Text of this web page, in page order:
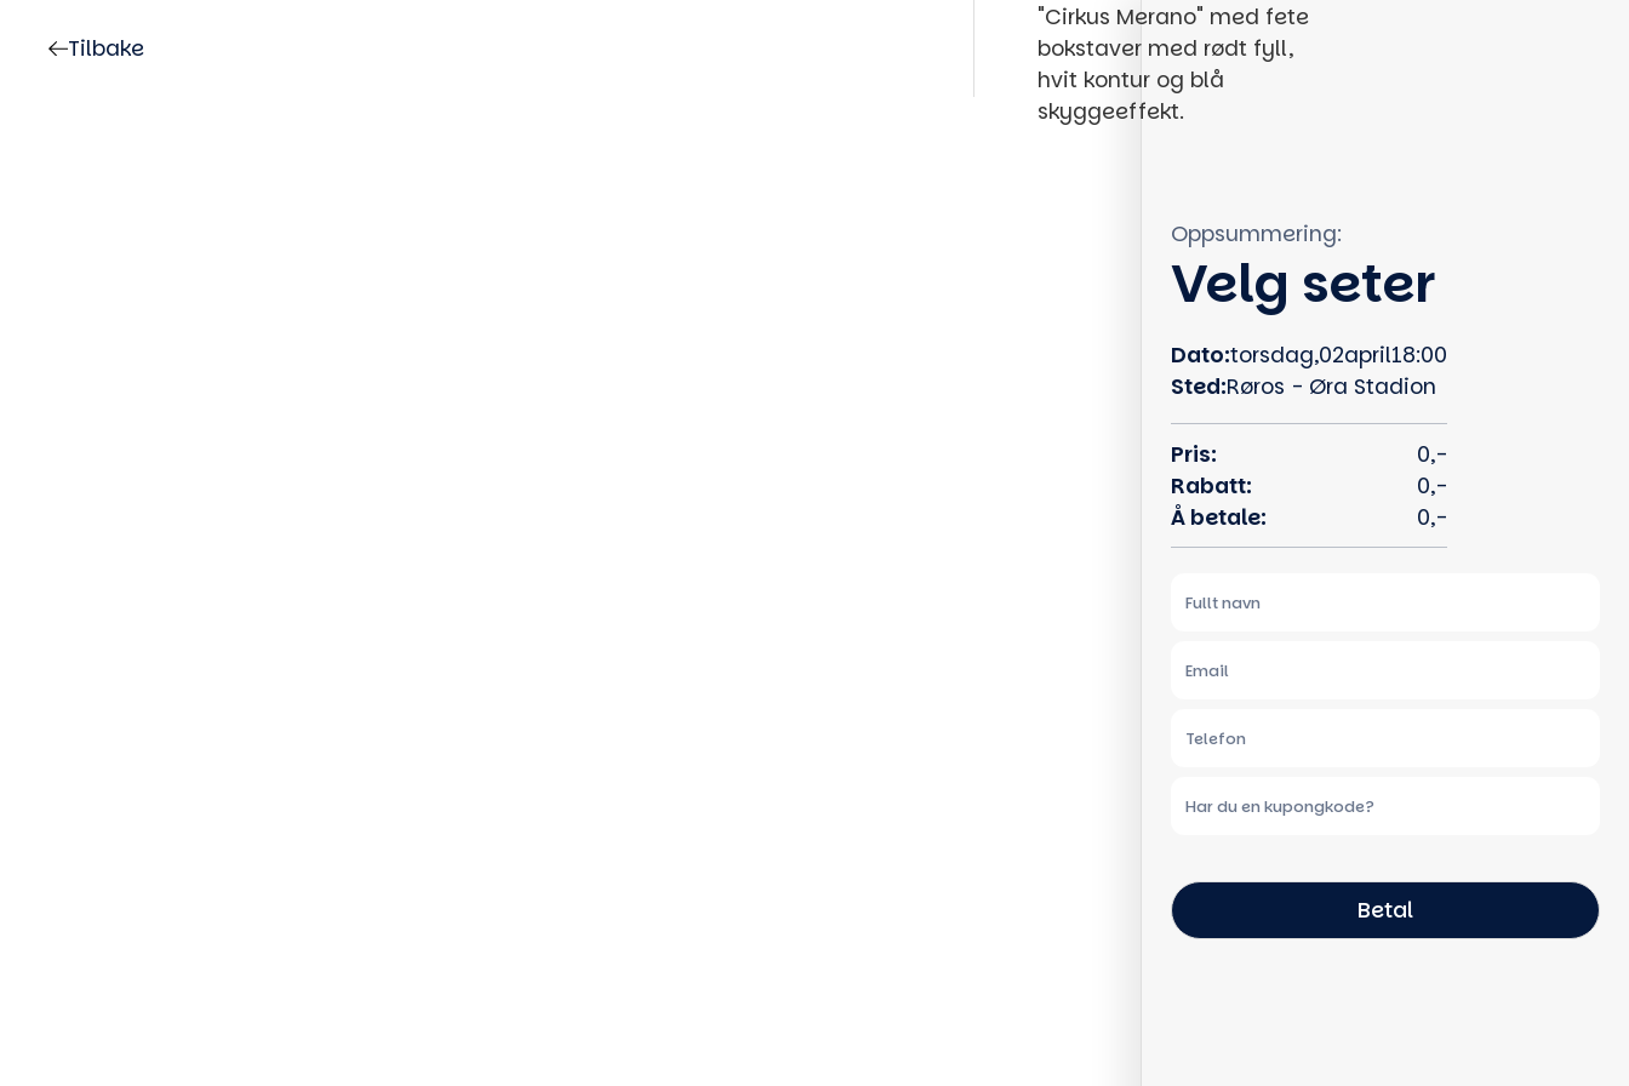
Tilbake
Oppsummering:
Velg seter
Dato:torsdag,02april18:00
Sted:Røros - Øra Stadion
Pris:
0,-
Rabatt:
0,-
Å betale:
0,-
Betal